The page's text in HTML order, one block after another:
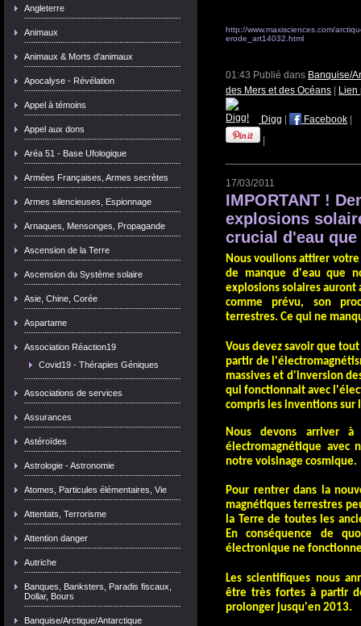
Angleterre
Animaux
Animaux & Morts d'animaux
Apocalyse - Révélation
Appel à témoins
Appel aux dons
Aréa 51 - Base Ufologique
Armées Françaises, Armes secrètes
Armes silencieuses, Espionnage
Arnaques, Mensonges, Propagande
Ascension de la Terre
Ascension du Système solaire
Asie, Chine, Corée
Aspartame
Association Réaction19
Covid19 - Thérapies Géniques
Associations de services
Assurances
Astéroïdes
Astrologie - Astronomie
Atomes, Particules élémentaires, Vie
Attentats, Terrorisme
Attention danger
Autriche
Banques, Banksters, Paradis fiscaux,
Dollar, Bours
Banquise/Arctique/Antarctique
http://www.maxisciences.com/
erode_art14032.html
01:43 Publié dans Banquise/
des Mers et des Océans
Lien
Digg Facebook
17/03/2011
IMPORTANT !
explosions
crucial d'eau
Nous voulions attirer
de manque d'eau que
explosions solaires
comme prévu, son
terrestres. Ce qui ne
Vous devez savoir que
partir de
massives et d'inversion
qui fonctionnait avec
compris les inventions sur
Nous devons arriver à
électromagnétique avec
notre voisinage cosmique.
Pour rentrer dans la
magnétiques terrestres
la Terre de toutes les
En conséquence de
électronique ne
Les scientifiques nous
être très fortes à partir
prolonger jusqu'en 2013.